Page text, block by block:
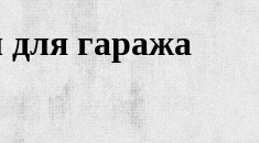
гаража